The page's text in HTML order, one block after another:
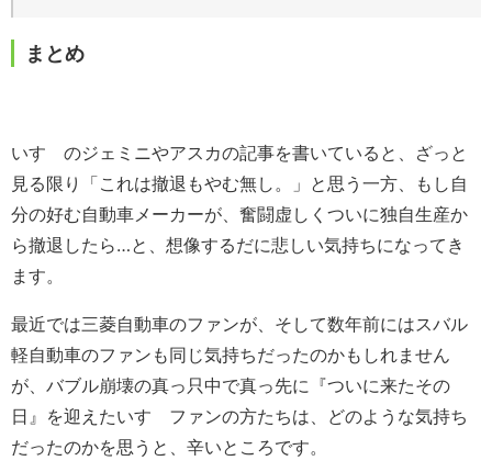
まとめ
いすゞのジェミニやアスカの記事を書いていると、ざっと
見る限り「これは撤退もやむ無し。」と思う一方、もし自
分の好む自動車メーカーが、奮闘虚しくついに独自生産か
ら撤退したら…と、想像するだに悲しい気持ちになってき
ます。
最近では三菱自動車のファンが、そして数年前にはスバル
軽自動車のファンも同じ気持ちだったのかもしれません
が、バブル崩壊の真っ只中で真っ先に『ついに来たその
日』を迎えたいすゞファンの方たちは、どのような気持ち
だったのかを思うと、辛いところです。